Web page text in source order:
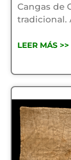
Cangas de
tradicional.
LEER MÁS >>